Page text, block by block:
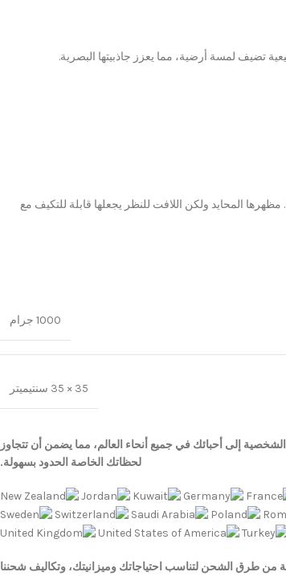
تضيف لمسة أرضية، مما يعزز جاذبيتها البصرية.
المحايد ولكن اللافت للنظر يجعلها قابلة للتكيف مع
1000 جرام
35 × 35 سنتيميتر
إلى أحبائك في جميع أنحاء العالم، مما يضمن أن تتجاوز
لحظاتك الخاصة الحدود بسهولة.
طرق الشحن لتناسب احتياجاتك وميزانيتك، وتكاليف شحننا